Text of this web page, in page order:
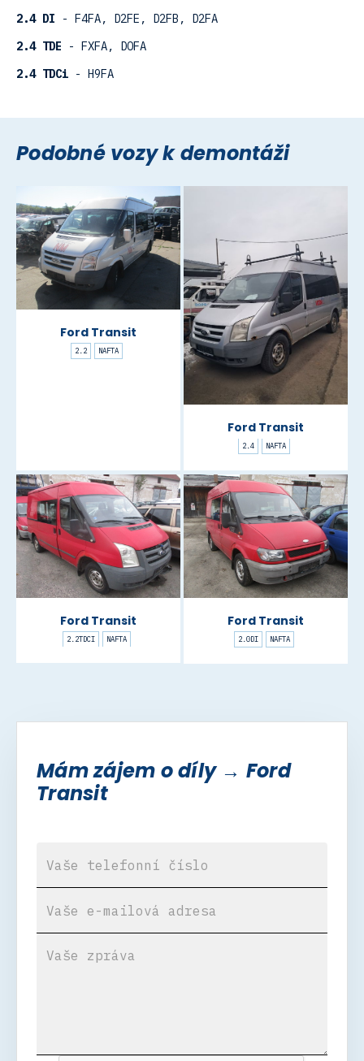
2.4 DI - F4FA, D2FE, D2FB, D2FA
2.4 TDE - FXFA, DOFA
2.4 TDCi - H9FA
Podobné vozy k demontáži
Ford Transit
2.2 NAFTA
Ford Transit
2.4 NAFTA
Ford Transit
2.2TDCI NAFTA
Ford Transit
2.0DI NAFTA
Mám zájem o díly → Ford
Transit